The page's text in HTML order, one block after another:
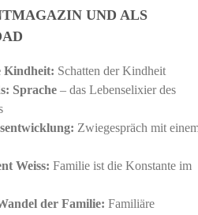
UND ALS
Kindheit: Schatten der Kindheit
Sprache – das Lebenselixier des
Zwiegespräch mit
Weiss: Familie ist die Konstante im
der Familie: Familiäre